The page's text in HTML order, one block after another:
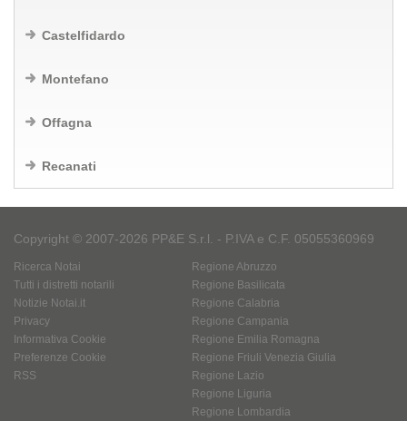
Castelfidardo
Montefano
Offagna
Recanati
Copyright © 2007-2026 PP&E S.r.l. - P.IVA e C.F. 05055360969
Ricerca Notai
Tutti i distretti notarili
Notizie Notai.it
Privacy
Informativa Cookie
Preferenze Cookie
RSS
Regione Abruzzo
Regione Basilicata
Regione Calabria
Regione Campania
Regione Emilia Romagna
Regione Friuli Venezia Giulia
Regione Lazio
Regione Liguria
Regione Lombardia